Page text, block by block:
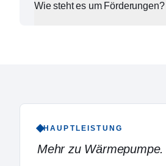
Wie steht es um Förderungen?
HAUPTLEISTUNG
Mehr zu Wärmepumpe.